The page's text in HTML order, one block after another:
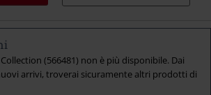
(566481) non è più disponibile. Dai
arrivi, troverai sicuramente altri prodotti di